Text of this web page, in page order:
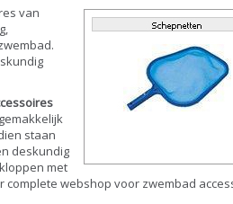
Warmtepomp zwembad
Webshop zwembad
Webshop
zwembadartikelen
Webshop vlaams-
brabant
van
staan
deskundig
met
complete webshop voor zwembad